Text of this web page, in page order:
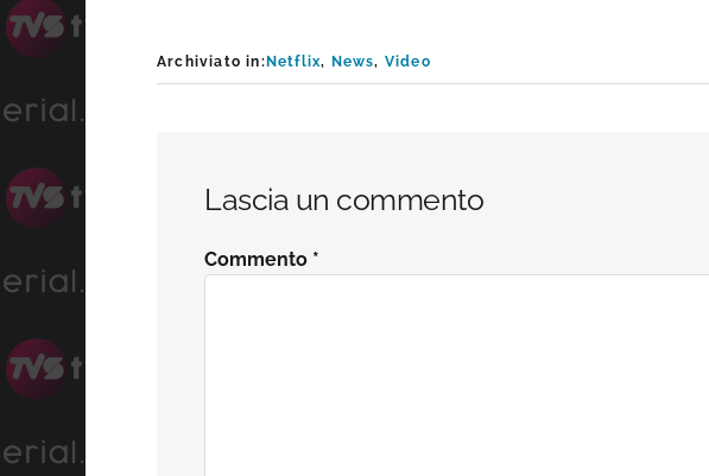
Archiviato in: Netflix, News, Video
Lascia un commento
Commento *